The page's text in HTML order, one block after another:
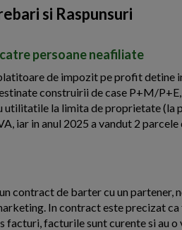
si Raspunsuri
persoane neafiliate
de impozit pe profit detine
construirii de case P+M/
utilitatile la limita de proprietate (la
iar in anul 2025 a vandut 2
contract de barter cu un partener,
In contract este precizat
facturi, facturile sunt curente si au